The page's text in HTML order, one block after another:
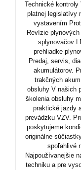
Technické
platnej legislatívy
vystavením
Revízie
splynovačov
prehliadke
Predaj, servis,
akumulátorov.
trakčných
obsluhy V našich
školenia obsluhy
praktické jazdy
prevádzku VZV.
poskytujeme
originálne
spoľahlivé
Najpoužívanejšie
techniku a pre